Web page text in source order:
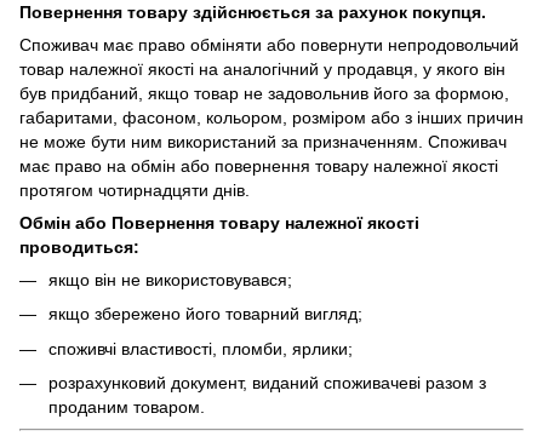
Повернення товару здійснюється за рахунок покупця.
Споживач має право обміняти або повернути непродовольчий
товар належної якості на аналогічний у продавця, у якого він
був придбаний, якщо товар не задовольнив його за формою,
габаритами, фасоном, кольором, розміром або з інших причин
не може бути ним використаний за призначенням. Споживач
має право на обмін або повернення товару належної якості
протягом чотирнадцяти днів.
Обмін або Повернення товару належної якості
проводиться:
якщо він не використовувався;
якщо збережено його товарний вигляд;
споживчі властивості, пломби, ярлики;
розрахунковий документ, виданий споживачеві разом з
проданим товаром.